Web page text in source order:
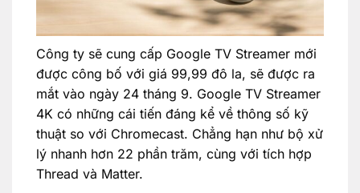
Công ty sẽ cung cấp Google TV Streamer mới
được công bố với giá 99,99 đô la, sẽ được ra
mắt vào ngày 24 tháng 9. Google TV Streamer
4K có những cái tiến đáng kể về thông số kỹ
thuật so với Chromecast. Chẳng hạn như bộ xử
lý nhanh hơn 22 phần trăm, cùng với tích hợp
Thread và Matter.